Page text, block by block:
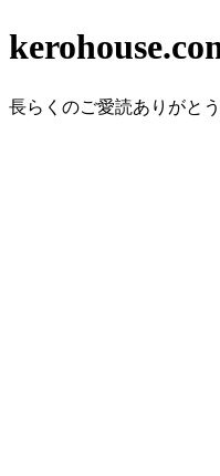
長らくのご愛読ありがと